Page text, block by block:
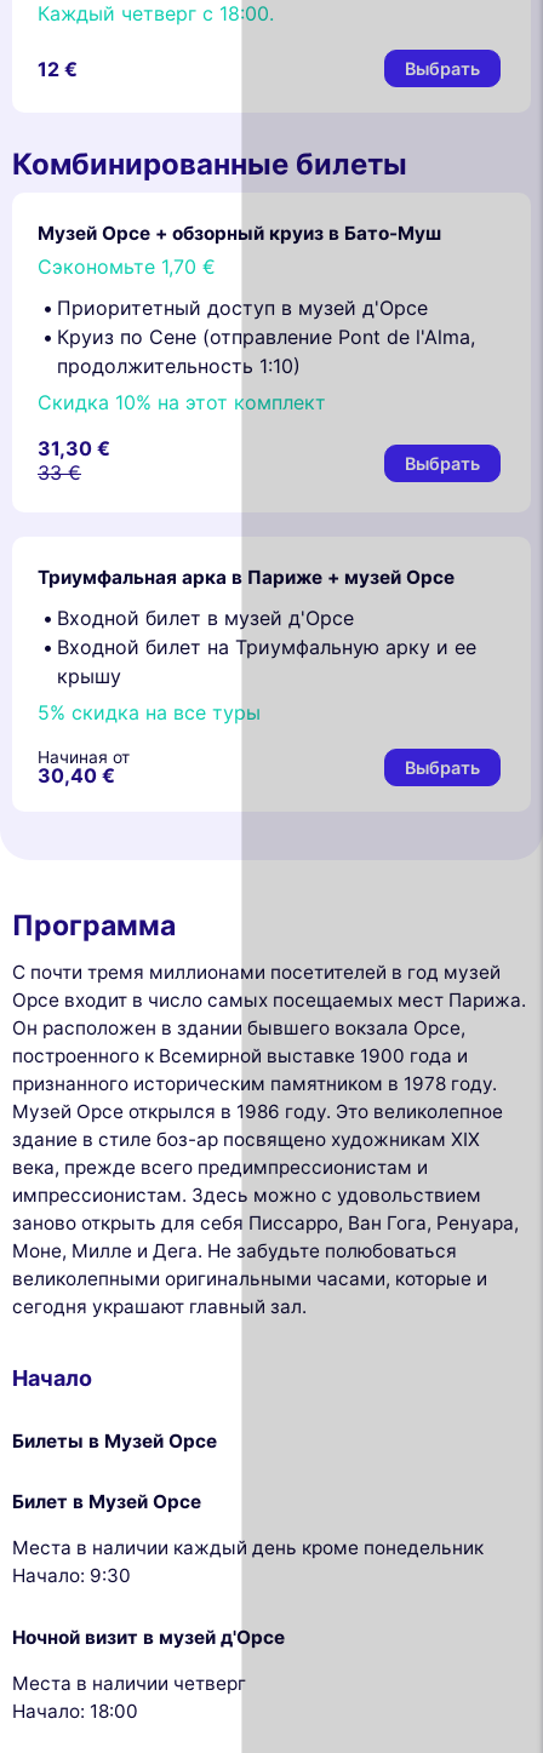
Каждый четверг с 18:00.
12 € Выбрать
Комбинированные билеты
Музей Орсе + обзорный круиз в Бато-Муш
Сэкономьте 1,70 €
Приоритетный доступ в музей д'Орсе
Круиз по Сене (отправление Pont de l'Alma,
продолжительность 1:10)
Скидка 10% на этот комплект
31,30 €
33 €
Выбрать
Триумфальная арка в Париже + музей Орсе
Входной билет в музей д'Орсе
Входной билет на Триумфальную арку и ее
крышу
5% скидка на все туры
Начиная от
30,40 € Выбрать
Программа
С почти тремя миллионами посетителей в год музей
Орсе входит в число самых посещаемых мест Парижа.
Он расположен в здании бывшего вокзала Орсе,
построенного к Всемирной выставке 1900 года и
признанного историческим памятником в 1978 году.
Музей Орсе открылся в 1986 году. Это великолепное
здание в стиле боз-ар посвящено художникам XIX
века, прежде всего предимпрессионистам и
импрессионистам. Здесь можно с удовольствием
заново открыть для себя Писсарро, Ван Гога, Ренуара,
Моне, Милле и Дега. Не забудьте полюбоваться
великолепными оригинальными часами, которые и
сегодня украшают главный зал.
Начало
Билеты в Музей Орсе
Билет в Музей Орсе
Места в наличии каждый день кроме понедельник
Начало: 9:30
Ночной визит в музей д'Орсе
Места в наличии четверг
Начало: 18:00